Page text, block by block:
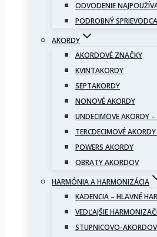
ODVODENIE
PODROBNÝ
AKORDY
AKORDOVÉ ZNAČKY
KVINTAKORDY
SEPTAKORDY
NONOVÉ AKORDY
UNDECIMOVE AKORDY –
TERCDECIMOVÉ
POWERS AKORDY
OBRATY AKORDOV
HARMÓNIA A HARMONIZÁCIA
KADENCIA – HLAVNÉ
VEDĽAJŠIE
STUPNICOVO-